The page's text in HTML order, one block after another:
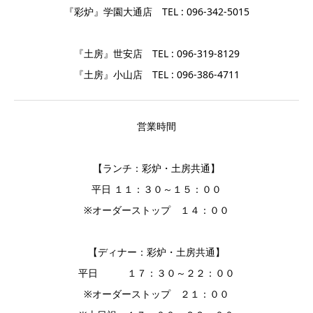
『彩炉』学園大通店 TEL : 096-342-5015
『土房』世安店 TEL : 096-319-8129
『土房』小山店 TEL : 096-386-4711
営業時間
【ランチ：彩炉・土房共通】
平日 １１：３０～１５：００
※オーダーストップ １４：００
【ディナー：彩炉・土房共通】
平日 １７：３０～２２：００
※オーダーストップ ２１：００